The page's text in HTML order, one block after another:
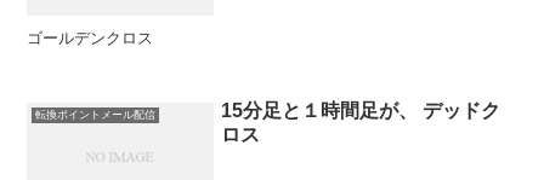
ゴールデンクロス
転換ポイントメール配信
15分足と１時間足が、 デッドク
ロス